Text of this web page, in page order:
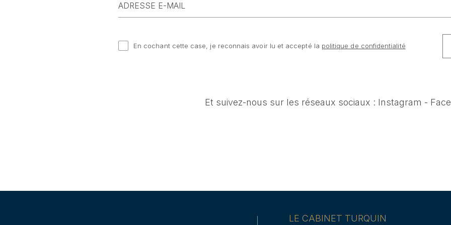
En cochant cette case, je reconnais avoir lu et accepté la politique de confidentialité
Et suivez-nous sur les réseaux sociaux : Instagram -
LE CABINET TURQUIN